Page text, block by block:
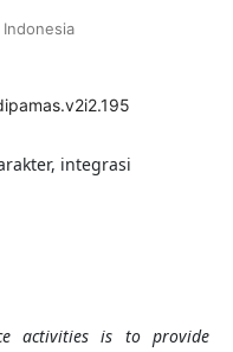
Indonesia
integrasi
activities is to provide